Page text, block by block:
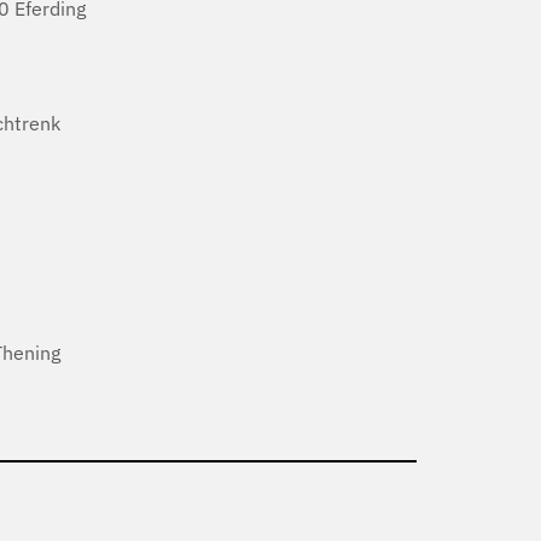
Eferding